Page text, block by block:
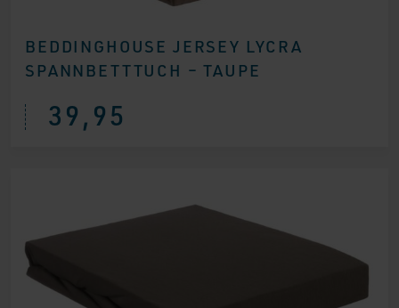
BEDDINGHOUSE JERSEY LYCRA
SPANNBETTTUCH – TAUPE
39,95